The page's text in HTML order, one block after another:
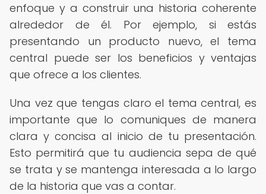
enfoque y a construir una historia coherente
alrededor de él. Por ejemplo, si estás
presentando un producto nuevo, el tema
central puede ser los beneficios y ventajas
que ofrece a los clientes.
Una vez que tengas claro el tema central, es
importante que lo comuniques de manera
clara y concisa al inicio de tu presentación.
Esto permitirá que tu audiencia sepa de qué
se trata y se mantenga interesada a lo largo
de la historia que vas a contar.